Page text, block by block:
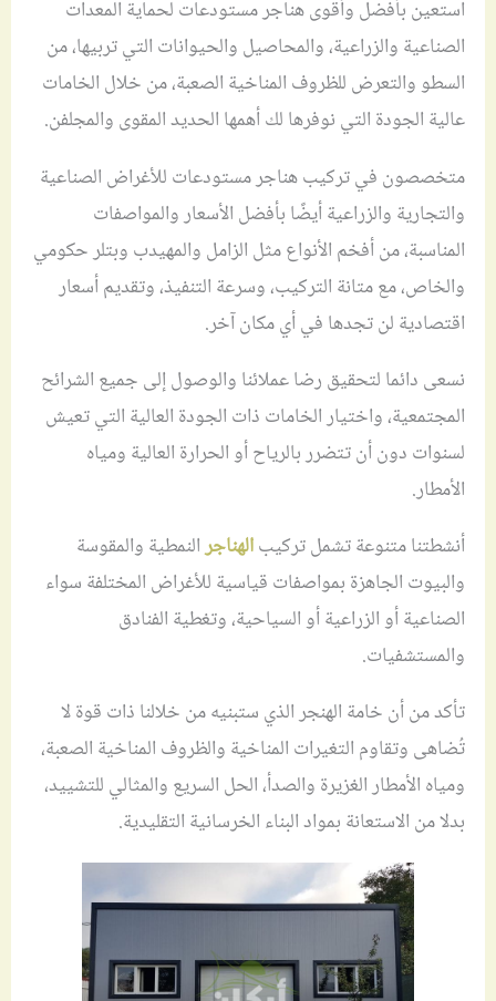
استعين بأفضل وأقوى هناجر مستودعات لحماية المعدات
الصناعية والزراعية، والمحاصيل والحيوانات التي تربيها، من
السطو والتعرض للظروف المناخية الصعبة، من خلال الخامات
عالية الجودة التي نوفرها لك أهمها الحديد المقوى والمجلفن.
متخصصون في تركيب هناجر مستودعات للأغراض الصناعية
والتجارية والزراعية أيضًا بأفضل الأسعار والمواصفات
المناسبة، من أفخم الأنواع مثل الزامل والمهيدب وبتلر حكومي
والخاص، مع متانة التركيب، وسرعة التنفيذ، وتقديم أسعار
اقتصادية لن تجدها في أي مكان آخر.
نسعى دائما لتحقيق رضا عملائنا والوصول إلى جميع الشرائح
المجتمعية، واختيار الخامات ذات الجودة العالية التي تعيش
لسنوات دون أن تتضرر بالرياح أو الحرارة العالية ومياه
الأمطار.
أنشطتنا متنوعة تشمل تركيبالهناجرالنمطية والمقوسة
والبيوت الجاهزة بمواصفات قياسية للأغراض المختلفة سواء
الصناعية أو الزراعية أو السياحية، وتغطية الفنادق
والمستشفيات.
تأكد من أن خامة الهنجر الذي ستبنيه من خلالنا ذات قوة لا
تُضاهى وتقاوم التغيرات المناخية والظروف المناخية الصعبة،
ومياه الأمطار الغزيرة والصدأ، الحل السريع والمثالي للتشييد،
بدلا من الاستعانة بمواد البناء الخرسانية التقليدية.